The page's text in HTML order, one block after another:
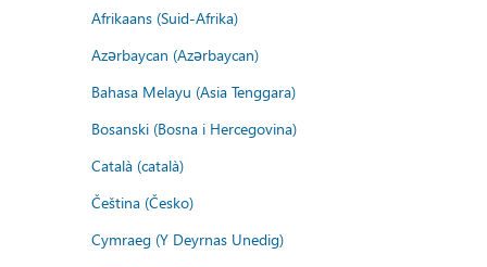
Afrikaans (Suid-Afrika)
Azərbaycan (Azərbaycan)
Bahasa Melayu (Asia Tenggara)
Bosanski (Bosna i Hercegovina)
Català (català)
Čeština (Česko)
Cymraeg (Y Deyrnas Unedig)